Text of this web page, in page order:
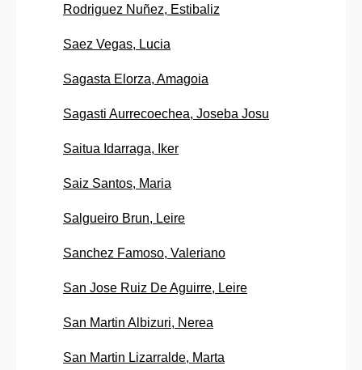
Rodriguez Nuñez, Estibaliz
Saez Vegas, Lucia
Sagasta Elorza, Amagoia
Sagasti Aurrecoechea, Joseba Josu
Saitua Idarraga, Iker
Saiz Santos, Maria
Salgueiro Brun, Leire
Sanchez Famoso, Valeriano
San Jose Ruiz De Aguirre, Leire
San Martin Albizuri, Nerea
San Martin Lizarralde, Marta